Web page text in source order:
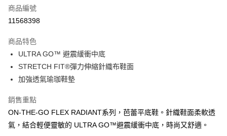
LINE Pay
相關說明
【大哥付你分期使用說明】
1.本服務由台灣大哥大提供，台灣大哥大用戶可立即使用無須另外申請。
2.付款方式選擇「大哥付你分期」，訂單成立後會自動跳轉到大哥付的交易
流程，驗證手機門號後，選擇欲分期的期數、繳款截止日，確認付款後即完
3.實際核准額度、可分期數及費用金額請依後續交易確認頁面所載為準。
4.訂單成立30分鐘內，如未前往確認交易或遇審核未通過，訂單將自動取
消。如遇「轉專審核」未通過狀況，表示未達大哥付你分期系統評分，恕無
法說明評估內容。
ATM付款
宅配
商品編號
11568398
商品特色
ULTRA GO™ 避震緩衝中底
STRETCH FIT®彈力伸縮針織布鞋面
加強透氣瑜珈鞋墊
銷售重點
ON-THE-GO FLEX RADIANT系列，芭蕾平底鞋。針織鞋面柔軟透
氣，結合輕便靈敏的 ULTRA GO™避震緩衝中底，時尚又舒適。